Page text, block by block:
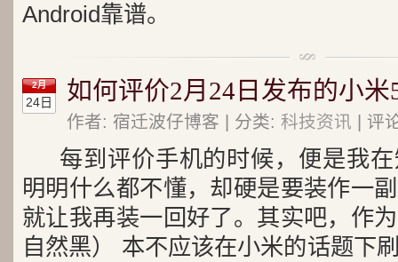
Android靠谱。
2月
24日 如何评价2月24日发布的小米
作者: 宿迁波仔博客 | 分类: 科技资讯 | 评
每到评价手机的时候，便是我
明明什么都不懂，却硬是要装作一
就让我再装一回好了。其实吧，作
自然黑） 本不应该在小米的话题下